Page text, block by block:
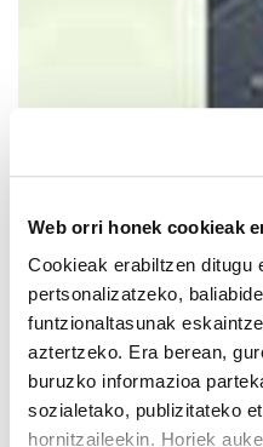
Web orri honek cookieak
Cookieak erabiltzen ditugu
pertsonalizatzeko,
funtzionaltasunak
aztertzeko. Era berean,
buruzko informazioa
sozialetako, publizitateko
hornitzaileekin. Horiek